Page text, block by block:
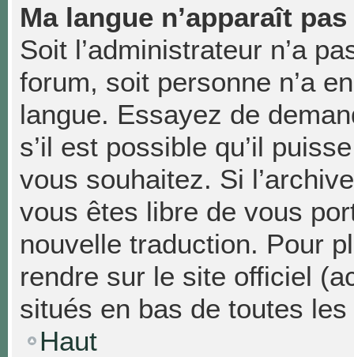
Ma langue n’apparaît
Soit l’administrateur n’a
forum, soit personne n’a
langue. Essayez de
s’il est possible qu’il
vous souhaitez. Si
vous êtes libre de vous
nouvelle traduction. Pour
rendre sur le site officiel
situés en bas de toutes
Haut